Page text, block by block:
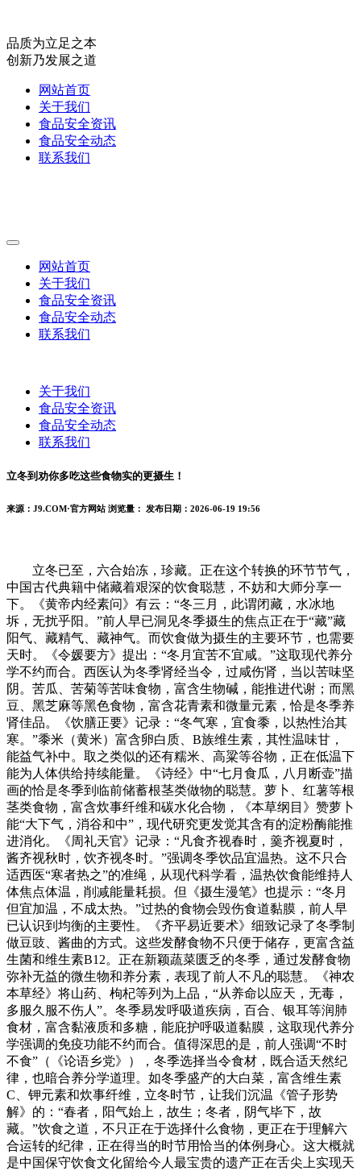
品质为立足之本
创新乃发展之道
网站首页
关于我们
食品安全资讯
食品安全动态
联系我们
网站首页
关于我们
食品安全资讯
食品安全动态
联系我们
关于我们
食品安全资讯
食品安全动态
联系我们
立冬到劝你多吃这些食物实的更摄生！
来源：J9.COM·官方网站 浏览量： 发布日期：2026-06-19 19:56
立冬已至，六合始冻，珍藏。正在这个转换的环节节气，
中国古代典籍中储藏着艰深的饮食聪慧，不妨和大师分享一
下。《黄帝内经素问》有云：“冬三月，此谓闭藏，水冰地
坼，无扰乎阳。”前人早已洞见冬季摄生的焦点正在于“藏”藏
阳气、藏精气、藏神气。而饮食做为摄生的主要环节，也需要
天时。《令媛要方》提出：“冬月宜苦不宜咸。”这取现代养分
学不约而合。西医认为冬季肾经当令，过咸伤肾，当以苦味坚
阴。苦瓜、苦菊等苦味食物，富含生物碱，能推进代谢；而黑
豆、黑芝麻等黑色食物，富含花青素和微量元素，恰是冬季养
肾佳品。《饮膳正要》记录：“冬气寒，宜食黍，以热性治其
寒。”黍米（黄米）富含卵白质、B族维生素，其性温味甘，
能益气补中。取之类似的还有糯米、高粱等谷物，正在低温下
能为人体供给持续能量。《诗经》中“七月食瓜，八月断壶”描
画的恰是冬季到临前储蓄根茎类做物的聪慧。萝卜、红薯等根
茎类食物，富含炊事纤维和碳水化合物，《本草纲目》赞萝卜
能“大下气，消谷和中”，现代研究更发觉其含有的淀粉酶能推
进消化。《周礼天官》记录：“凡食齐视春时，羹齐视夏时，
酱齐视秋时，饮齐视冬时。”强调冬季饮品宜温热。这不只合
适西医“寒者热之”的准绳，从现代科学看，温热饮食能维持人
体焦点体温，削减能量耗损。但《摄生漫笔》也提示：“冬月
但宜加温，不成太热。”过热的食物会毁伤食道黏膜，前人早
已认识到均衡的主要性。《齐平易近要术》细致记录了冬季制
做豆豉、酱曲的方式。这些发酵食物不只便于储存，更富含益
生菌和维生素B12。正在新颖蔬菜匮乏的冬季，通过发酵食物
弥补无益的微生物和养分素，表现了前人不凡的聪慧。《神农
本草经》将山药、枸杞等列为上品，“从养命以应天，无毒，
多服久服不伤人”。冬季易发呼吸道疾病，百合、银耳等润肺
食材，富含黏液质和多糖，能庇护呼吸道黏膜，这取现代养分
学强调的免疫功能不约而合。值得深思的是，前人强调“不时
不食”（《论语乡党》），冬季选择当令食材，既合适天然纪
律，也暗合养分学道理。如冬季盛产的大白菜，富含维生素
C、钾元素和炊事纤维，立冬时节，让我们沉温《管子形势
解》的：“春者，阳气始上，故生；冬者，阴气毕下，故
藏。”饮食之道，不只正在于选择什么食物，更正在于理解六
合运转的纪律，正在得当的时节用恰当的体例身心。这大概就
是中国保守饮食文化留给今人最宝贵的遗产正在舌尖上实现天